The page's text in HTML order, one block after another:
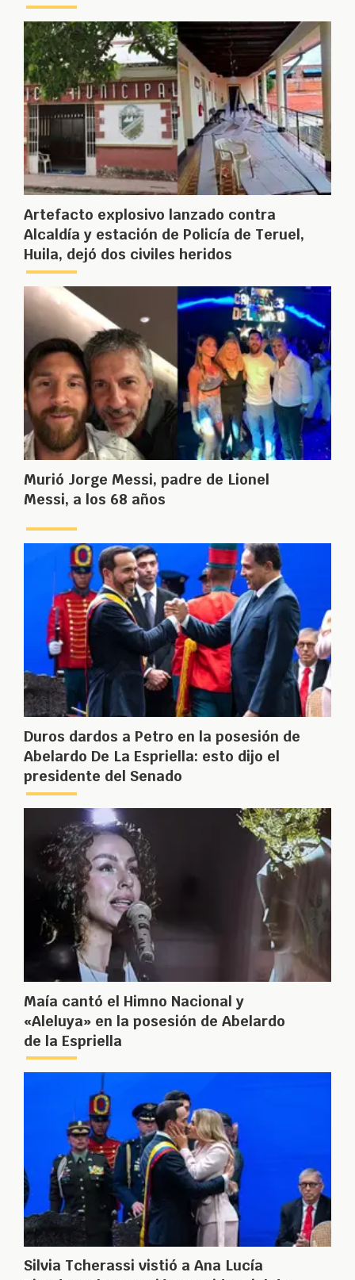
Artefacto explosivo lanzado contra
Alcaldía y estación de Policía de Teruel,
Huila, dejó dos civiles heridos
Murió Jorge Messi, padre de Lionel
Messi, a los 68 años
Duros dardos a Petro en la posesión de
Abelardo De La Espriella: esto dijo el
presidente del Senado
Maía cantó el Himno Nacional y
«Aleluya» en la posesión de Abelardo
de la Espriella
Silvia Tcherassi vistió a Ana Lucía